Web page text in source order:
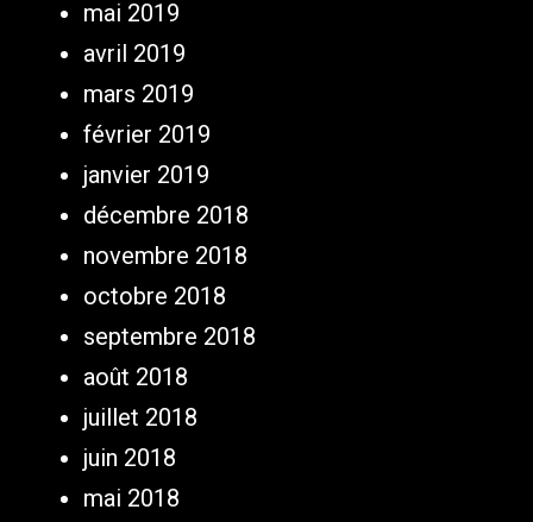
mai 2019
avril 2019
mars 2019
février 2019
janvier 2019
décembre 2018
novembre 2018
octobre 2018
septembre 2018
août 2018
juillet 2018
juin 2018
mai 2018